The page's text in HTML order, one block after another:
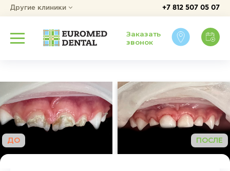
+7 812 507 05 07
Другие клиники
Заказать
звонок
ДО ПОСЛЕ